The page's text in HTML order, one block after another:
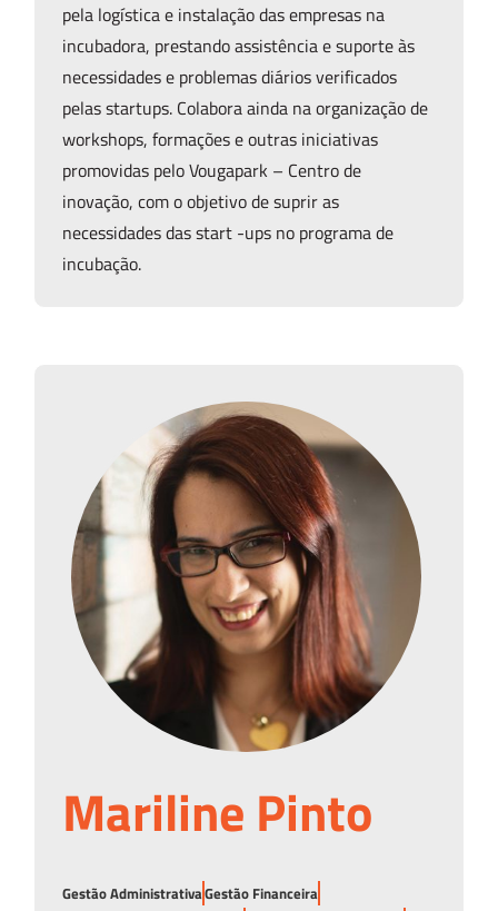
pela logística e instalação das empresas na
incubadora, prestando assistência e suporte às
necessidades e problemas diários verificados
pelas startups. Colabora ainda na organização de
workshops, formações e outras iniciativas
promovidas pelo Vougapark – Centro de
inovação, com o objetivo de suprir as
necessidades das start -ups no programa de
incubação.
Mariline Pinto
Gestão AdministrativaGestão Financeira